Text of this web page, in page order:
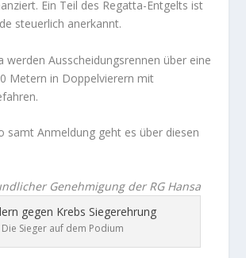
Ein Teil des Regatta-Entgelts ist
steuerlich anerkannt.
werden Ausscheidungsrennen über eine
Metern in Doppelvierern mit
samt Anmeldung geht es über diesen
Genehmigung der RG Hansa
Die Sieger auf dem Podium